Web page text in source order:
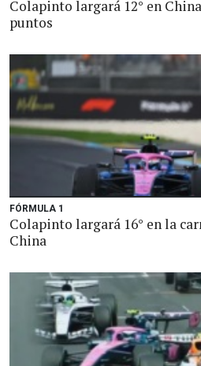
Colapinto largará 12° en
puntos
FÓRMULA 1
Colapinto largará 16° en la
China